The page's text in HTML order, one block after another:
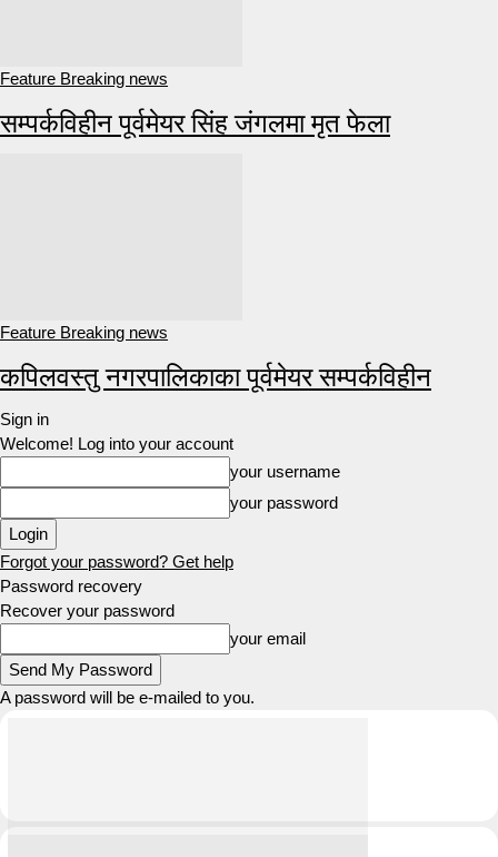
Feature Breaking news
सम्पर्कविहीन पूर्वमेयर सिंह जंगलमा मृत फेला
Feature Breaking news
कपिलवस्तु नगरपालिकाका पूर्वमेयर सम्पर्कविहीन
Sign in
Welcome! Log into your account
your username
your password
Forgot your password? Get help
Password recovery
Recover your password
your email
A password will be e-mailed to you.